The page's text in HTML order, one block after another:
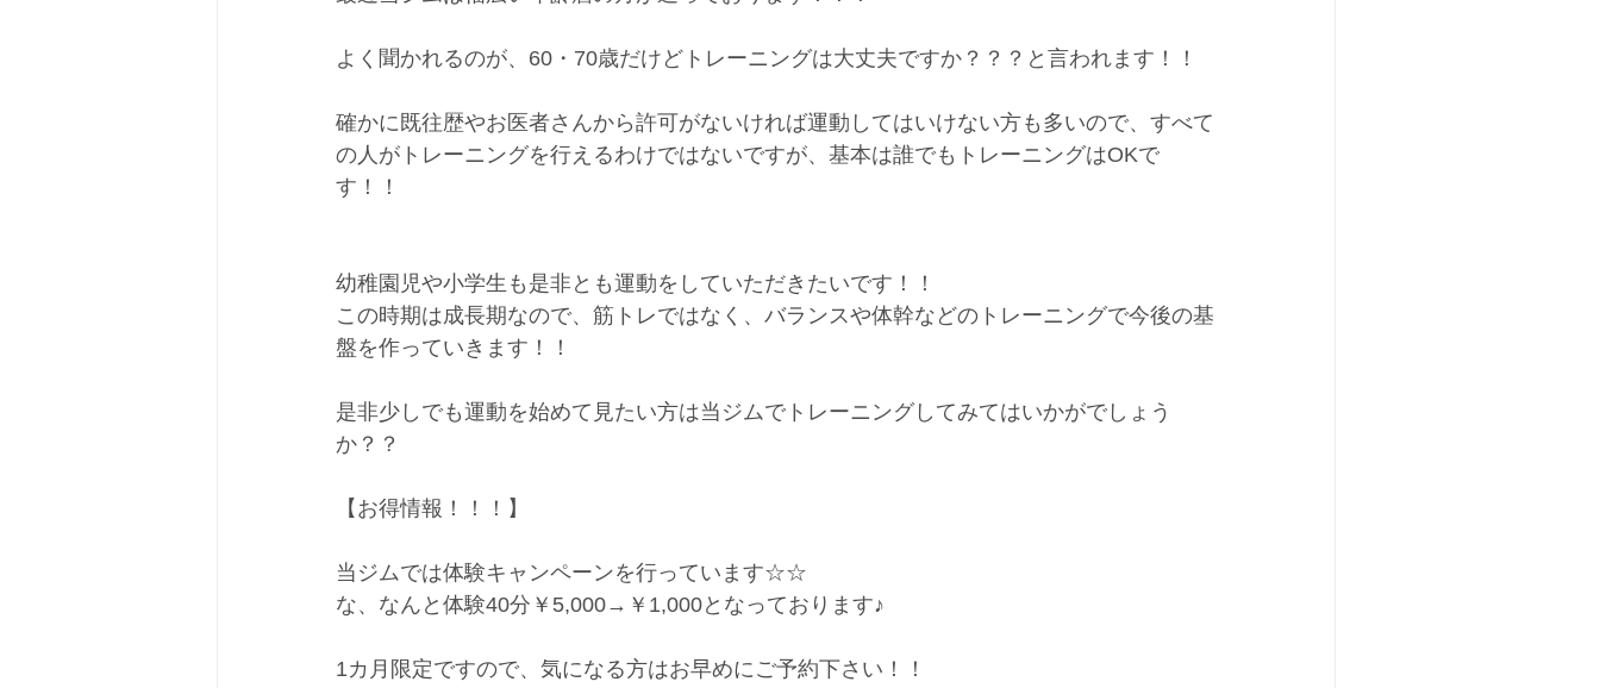
よく聞かれるのが、60・70歳だけどトレーニングは大丈夫ですか？？？と言われます！！
確かに既往歴やお医者さんから許可がないければ運動してはいけない方も多いので、すべて
の人がトレーニングを行えるわけではないですが、基本は誰でもトレーニングはOKで
す！！
幼稚園児や小学生も是非とも運動をしていただきたいです！！
この時期は成長期なので、筋トレではなく、バランスや体幹などのトレーニングで今後の基
盤を作っていきます！！
是非少しでも運動を始めて見たい方は当ジムでトレーニングしてみてはいかがでしょう
か？？
【お得情報！！！】
当ジムでは体験キャンペーンを行っています☆☆
な、なんと体験40分￥5,000→￥1,000となっております♪
1カ月限定ですので、気になる方はお早めにご予約下さい！！